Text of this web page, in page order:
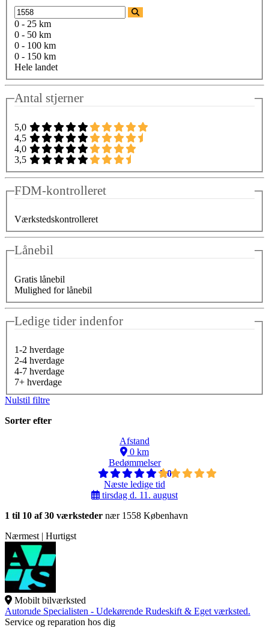
0 - 25 km
0 - 50 km
0 - 100 km
0 - 150 km
Hele landet
Antal stjerner
5,0
4,5
4,0
3,5
FDM-kontrolleret
Værkstedskontrolleret
Lånebil
Gratis lånebil
Mulighed for lånebil
Ledige tider indenfor
1-2 hverdage
2-4 hverdage
4-7 hverdage
7+ hverdage
Nulstil filtre
Sorter efter
Afstand
0 km
Bedømmelser
5,0
Næste ledige tid
tirsdag d. 11. august
1 til 10 af 30 værksteder nær 1558 København
Nærmest | Hurtigst
Mobilt bilværksted
Autorude Specialisten - Udekørende Rudeskift & Eget værksted.
Service og reparation hos dig